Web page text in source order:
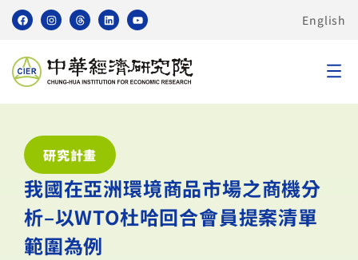
English
研究計畫
我國在亞洲環境商品市場之商機分
析–以WTO杜哈回合會員提案清單
範圍為例